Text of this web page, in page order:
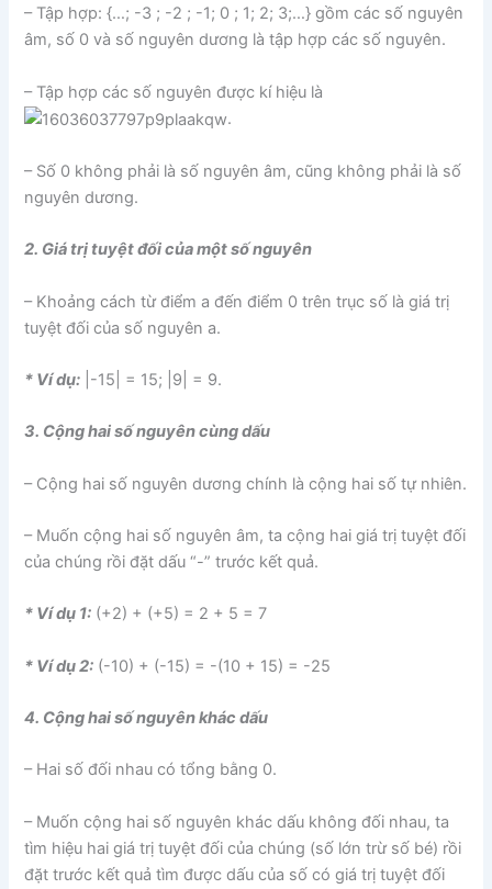
– Tập hợp: {…; -3 ; -2 ; -1; 0 ; 1; 2; 3;…} gồm các số nguyên
âm, số 0 và số nguyên dương là tập hợp các số nguyên.
– Tập hợp các số nguyên được kí hiệu là
.
– Số 0 không phải là số nguyên âm, cũng không phải là số
nguyên dương.
2. Giá trị tuyệt đối của một số nguyên
– Khoảng cách từ điểm a đến điểm 0 trên trục số là giá trị
tuyệt đối của số nguyên a.
* Ví dụ: |-15| = 15; |9| = 9.
3. Cộng hai số nguyên cùng dấu
– Cộng hai số nguyên dương chính là cộng hai số tự nhiên.
– Muốn cộng hai số nguyên âm, ta cộng hai giá trị tuyệt đối
của chúng rồi đặt dấu “-” trước kết quả.
* Ví dụ 1: (+2) + (+5) = 2 + 5 = 7
* Ví dụ 2: (-10) + (-15) = -(10 + 15) = -25
4. Cộng hai số nguyên khác dấu
– Hai số đối nhau có tổng bằng 0.
– Muốn cộng hai số nguyên khác dấu không đối nhau, ta
tìm hiệu hai giá trị tuyệt đối của chúng (số lớn trừ số bé) rồi
đặt trước kết quả tìm được dấu của số có giá trị tuyệt đối